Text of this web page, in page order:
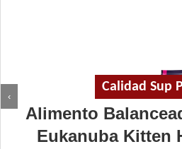
‹
Calidad Sup
Alimento
Eukanuba Kitten